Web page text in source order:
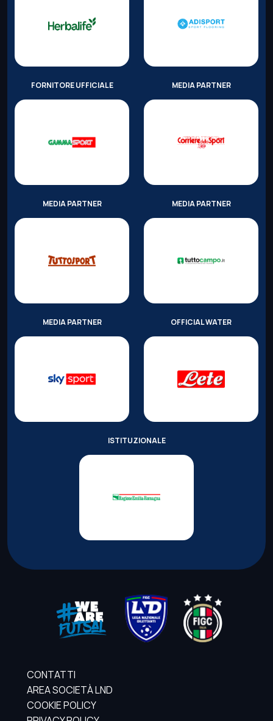
FORNITORE UFFICIALE MEDIA PARTNER
MEDIA PARTNER MEDIA PARTNER
MEDIA PARTNER OFFICIAL WATER
ISTITUZIONALE
CONTATTI
AREA SOCIETÀ LND
COOKIE POLICY